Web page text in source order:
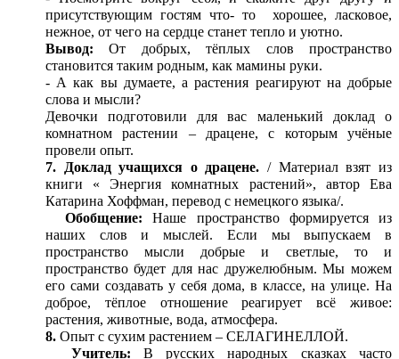
присутствующим гостям что- то хорошее, ласковое,
нежное, от чего на сердце станет тепло и уютно.
Вывод:От добрых, тёплых слов пространство
становится таким родным, как мамины руки.
- А как вы думаете, а растения реагируют на добрые
слова и мысли?
Девочки подготовили для вас маленький доклад о
комнатном растении – драцене, с которым учёные
провели опыт.
7. Доклад учащихся о драцене./ Материал взят из
книги « Энергия комнатных растений», автор Ева
Катарина Хоффман, перевод с немецкого языка/.
Обобщение: Наше пространство формируется из
наших слов и мыслей. Если мы выпускаем в
пространство мысли добрые и светлые, то и
пространство будет для нас дружелюбным. Мы можем
его сами создавать у себя дома, в классе, на улице. На
доброе, тёплое отношение реагирует всё живое:
растения, животные, вода, атмосфера.
8.Опыт с сухим растением – СЕЛАГИНЕЛЛОЙ.
Учитель: В русских народных сказках часто